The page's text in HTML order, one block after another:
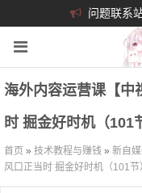
问题联系
海外内容运营课【中
时 掘金好时机（101
首页 » 技术教程与赚钱 » 新自
风口正当时 掘金好时机（101节